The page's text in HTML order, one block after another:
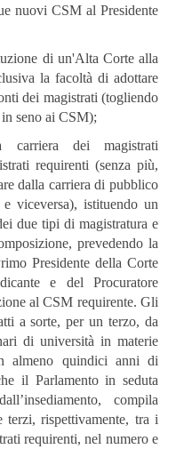
nuovi CSM al Presidente
di un'Alta Corte alla
la facoltà di adottare
dei magistrati (togliendo
seno ai CSM);
carriera dei magistrati
requirenti (senza più,
dalla carriera di pubblico
viceversa), istituendo un
due tipi di magistratura e
prevedendo la
Presidente della Corte
e del Procuratore
al CSM requirente. Gli
a sorte, per un terzo, da
di università in materie
almeno quindici anni di
il Parlamento in seduta
compila
terzi, rispettivamente, tra i
requirenti, nel numero e